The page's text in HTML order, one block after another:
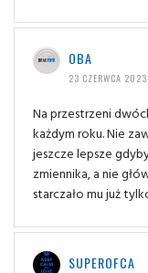
OBA
23 CZERWCA
Na przestrzeni
każdym roku. Nie
jeszcze lepsze
zmiennika, a nie
starczało mu już
SUPEROFCA